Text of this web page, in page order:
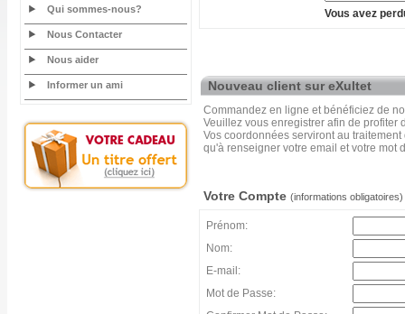
Qui sommes-nous?
Nous Contacter
Nous aider
Informer un ami
Vous avez
Nouveau client sur eXultet
Commandez en ligne et bénéficiez de
Veuillez vous enregistrer afin de profiter
Vos coordonnées serviront au
qu'à renseigner votre email et votre mot
Votre Compte (informations obligatoires)
Prénom:
Nom:
E-mail:
Mot de Passe: